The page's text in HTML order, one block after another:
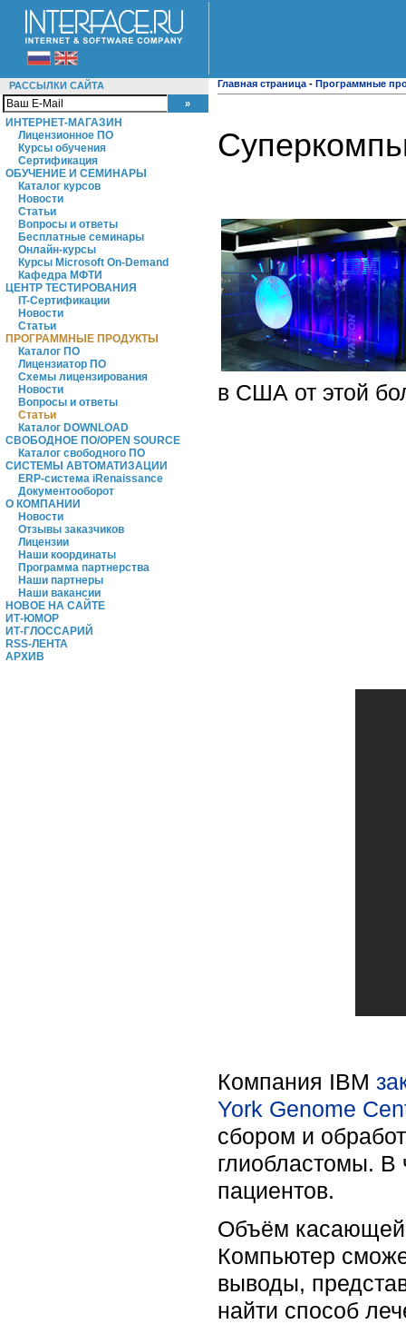
РАССЫЛКИ САЙТА
ИНТЕРНЕТ-МАГАЗИН
Лицензионное ПО
Курсы обучения
Сертификация
ОБУЧЕНИЕ И СЕМИНАРЫ
Каталог курсов
Новости
Статьи
Вопросы и ответы
Бесплатные семинары
Онлайн-курсы
Курсы Microsoft On-Demand
Кафедра МФТИ
ЦЕНТР ТЕСТИРОВАНИЯ
IT-Сертификации
Новости
Статьи
ПРОГРАММНЫЕ ПРОДУКТЫ
Каталог ПО
Лицензиатор ПО
Схемы лицензирования
Новости
Вопросы и ответы
Статьи
Каталог DOWNLOAD
СВОБОДНОЕ ПО/OPEN SOURCE
Каталог свободного ПО
СИСТЕМЫ АВТОМАТИЗАЦИИ
ERP-система iRenaissance
Документооборот
О КОМПАНИИ
Новости
Отзывы заказчиков
Лицензии
Наши координаты
Программа партнерства
Наши партнеры
Наши вакансии
НОВОЕ НА САЙТЕ
ИТ-ЮМОР
ИТ-ГЛОССАРИЙ
RSS-ЛЕНТА
АРХИВ
Главная страница - Программные
в США от этой
Компания IBM
York Genome
сбором и
глиобластомы. В
пациентов.
Объём
Компьютер
выводы,
найти способ